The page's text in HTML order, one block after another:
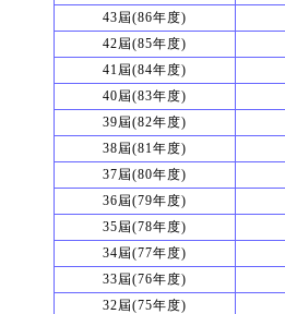
43屆(86年度)
42屆(85年度)
41屆(84年度)
40屆(83年度)
39屆(82年度)
38屆(81年度)
37屆(80年度)
36屆(79年度)
35屆(78年度)
34屆(77年度)
33屆(76年度)
32屆(75年度)